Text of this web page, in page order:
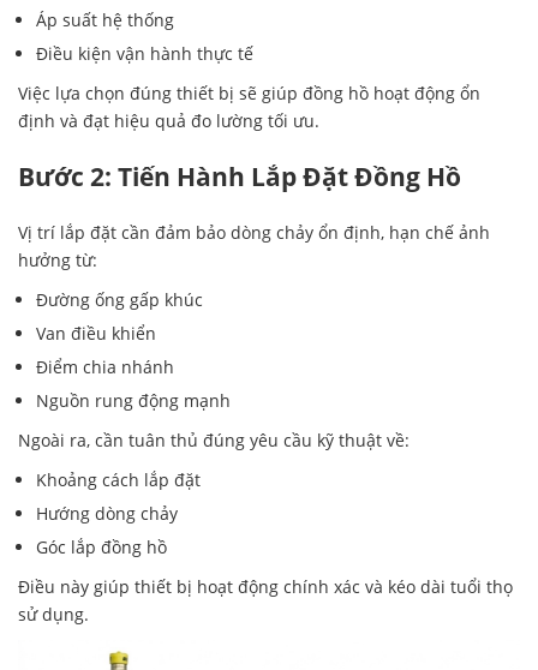
Áp suất hệ thống
Điều kiện vận hành thực tế
Việc lựa chọn đúng thiết bị sẽ giúp đồng hồ hoạt động ổn
định và đạt hiệu quả đo lường tối ưu.
Bước 2: Tiến Hành Lắp Đặt Đồng Hồ
Vị trí lắp đặt cần đảm bảo dòng chảy ổn định, hạn chế ảnh
hưởng từ:
Đường ống gấp khúc
Van điều khiển
Điểm chia nhánh
Nguồn rung động mạnh
Ngoài ra, cần tuân thủ đúng yêu cầu kỹ thuật về:
Khoảng cách lắp đặt
Hướng dòng chảy
Góc lắp đồng hồ
Điều này giúp thiết bị hoạt động chính xác và kéo dài tuổi thọ
sử dụng.